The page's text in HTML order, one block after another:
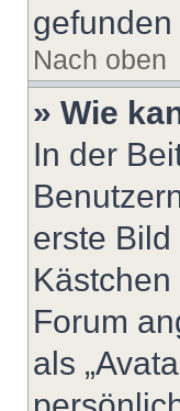
Nach oben
» Wie
In der
erste
Forum
als